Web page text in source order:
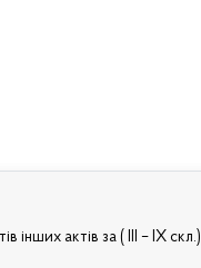
інших актів за ( III – IX скл.)